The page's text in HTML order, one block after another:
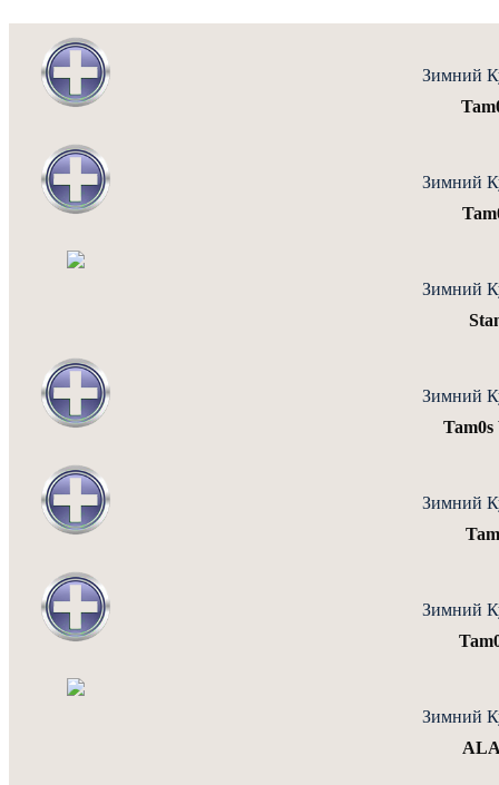
Зимний
Зимний
Зимний
Зимний
Tam0s
Зимний
Зимний
Зимний